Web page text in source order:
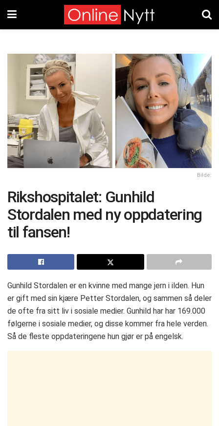
Bilde:
Rikshospitalet: Gunhild
Stordalen med ny oppdatering
til fansen!
Gunhild Stordalen er en kvinne med mange jern i ilden. Hun
er gift med sin kjære Petter Stordalen, og sammen så deler
de ofte fra sitt liv i sosiale medier. Gunhild har har 169.000
følgerne i sosiale medier, og disse kommer fra hele verden.
Så de fleste oppdateringene hun gjør er på engelsk.